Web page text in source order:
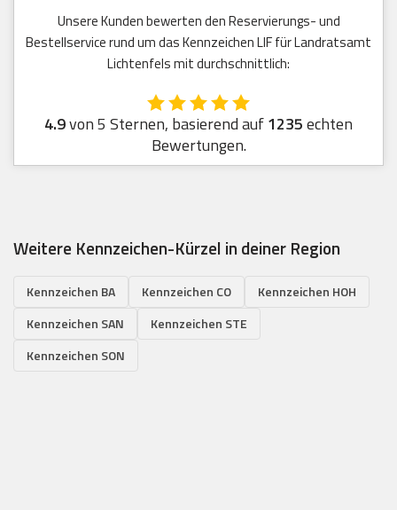
Unsere Kunden bewerten den Reservierungs- und
Bestellservice rund um das Kennzeichen LIF für Landratsamt
Lichtenfels mit durchschnittlich:
4.9von 5 Sternen, basierend auf1235echten
Bewertungen.
Weitere Kennzeichen-Kürzel in deiner Region
Kennzeichen BA Kennzeichen CO
Kennzeichen HOH
Kennzeichen SAN
Kennzeichen STE
Kennzeichen SON